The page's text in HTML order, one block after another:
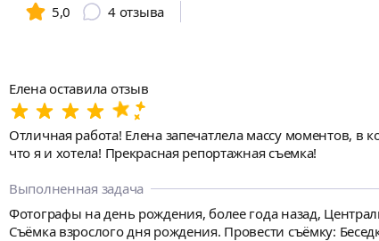
5,0
4 отзыва
Елена оставила отзыв
Отличная работа! Елена запечатлела массу моментов,
что я и хотела! Прекрасная репортажная съемка!
Выполненная задача
Фотографы на день рождения, более года назад,
Съёмка взрослого дня рождения. Провести съёмку: